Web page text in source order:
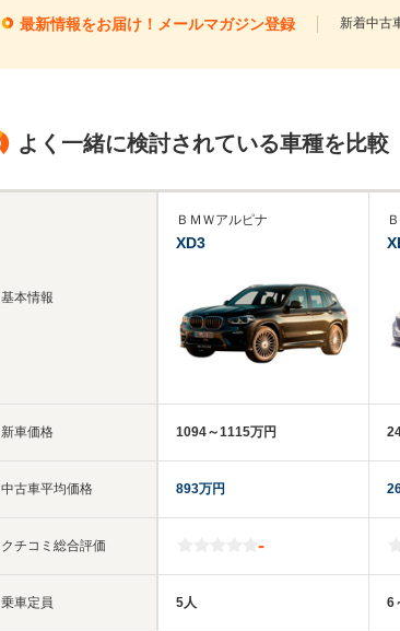
最新情報をお届け！メールマガジン登録 新着中古
よく一緒に検討されている車種を比較
基本情報
新車価格
中古車平均価格
クチコミ総合評価
乗車定員
ＢＭＷアルピナ
XD3
1094～1115万円
893万円
-
5人 6